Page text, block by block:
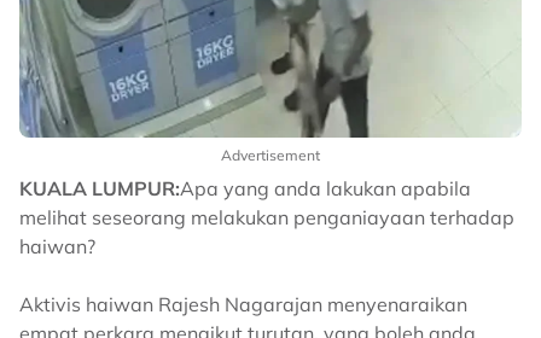
Advertisement
KUALA LUMPUR:Apa yang anda lakukan apabila
melihat seseorang melakukan penganiayaan terhadap
haiwan?
Aktivis haiwan Rajesh Nagarajan menyenaraikan